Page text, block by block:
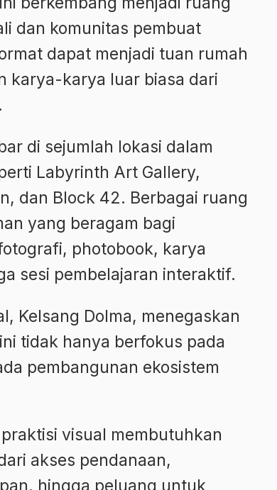
dan komunitas pembuat
dapat menjadi tuan rumah
karya-karya luar biasa dari
di sejumlah lokasi dalam
Labyrinth Art Gallery,
dan Block 42. Berbagai ruang
yang beragam bagi
photobook, karya
sesi pembelajaran interaktif.
Kelsang Dolma, menegaskan
tidak hanya berfokus pada
pembangunan ekosistem
visual membutuhkan
akses pendanaan,
hingga peluang untuk